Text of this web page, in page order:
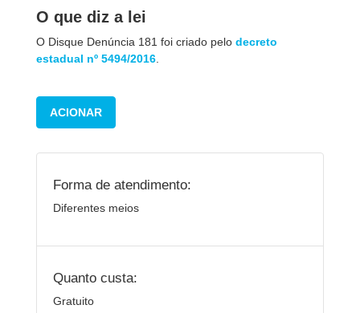
O que diz a lei
O Disque Denúncia 181 foi criado pelo decreto
estadual nº 5494/2016
ACIONAR
Forma de atendimento:
Diferentes meios
Quanto custa:
Gratuito